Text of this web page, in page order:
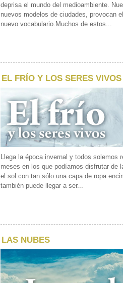
deprisa el mundo del medioambiente.
nuevos modelos de ciudades, provocan
nuevo vocabulario.Muchos de estos...
EL FRÍO Y LOS SERES VIVOS
Llega la época invernal y todos solemos
meses en los que podíamos disfrutar de
el sol con tan sólo una capa de ropa
también puede llegar a ser...
LAS NUBES